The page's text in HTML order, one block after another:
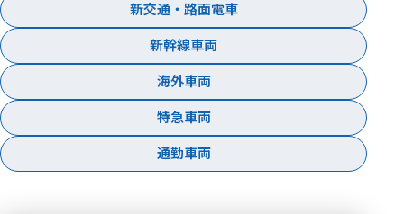
新交通・路面電車
新幹線車両
海外車両
特急車両
通勤車両